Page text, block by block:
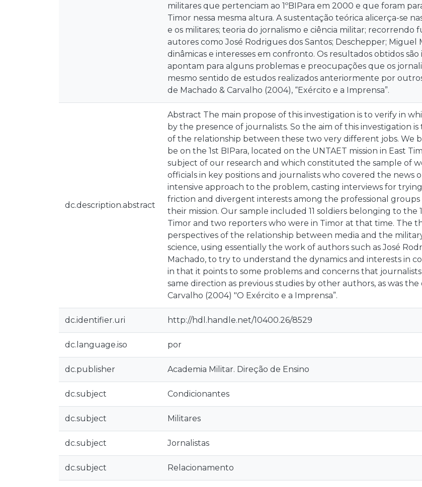
militares que pertenciam ao 1ºBIPara em 2000 e que foram
Timor nessa mesma altura. A sustentação teórica alicerça-se
e os militares; teoria do jornalismo e ciência militar;
autores como José Rodrigues dos Santos; Deschepper;
dinâmicas e interesses em confronto. Os resultados obtidos
apontam para alguns problemas e preocupações que os
mesmo sentido de estudos realizados anteriormente por
de Machado & Carvalho (2004), “Exército e a Imprensa”.
dc.description.abstract
Abstract The main propose of this investigation is to verify in
by the presence of journalists. So the aim of this investigation
of the relationship between these two very different jobs. We
be on the 1st BIPara, located on the UNTAET mission in East
subject of our research and which constituted the sample of
officials in key positions and journalists who covered the
intensive approach to the problem, casting interviews for
friction and divergent interests among the professional
their mission. Our sample included 11 soldiers belonging to
Timor and two reporters who were in Timor at that time. The
perspectives of the relationship between media and the
science, using essentially the work of authors such as José
Machado, to try to understand the dynamics and interests in
in that it points to some problems and concerns that
same direction as previous studies by other authors, as was
Carvalho (2004) "O Exército e a Imprensa”.
dc.identifier.uri http://hdl.handle.net/10400.26/8529
dc.language.iso por
dc.publisher Academia Militar. Direção de Ensino
dc.subject Condicionantes
dc.subject Militares
dc.subject Jornalistas
dc.subject Relacionamento